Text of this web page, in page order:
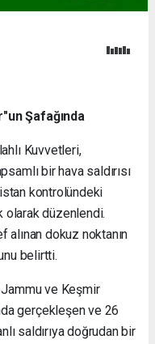
Şafağında
Kuvvetleri,
bir hava saldırısı
kontrolündeki
olarak düzenlendi.
alınan dokuz noktanın
belirtti.
Jammu ve Keşmir
gerçekleşen ve 26
saldırıya doğrudan bir